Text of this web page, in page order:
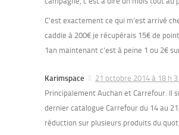
C’est exactement ce qui m’est arrivé
caddie à 200€ je récupérais 15€ de
1an maintenant c’est à peine 1 ou 2€
Karimspace
21 octobre 2014 à 18 h
Principalement Auchan et Carrefour. Il
dernier catalogue Carrefour du 14 au
réduction sur plusieurs produits du